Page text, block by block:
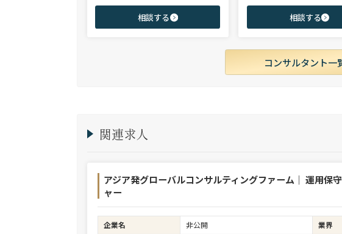
商社、投資銀行、大手事業会社を始めとする
幅広い領域で、若手～エグゼクティブまでご
相談する
ご志向と市場動向を踏まえ最適な
ご提案させていただきます。
相談する
コンサルタント一
関連求人
アジア発グローバルコンサルティングファーム｜ 運用保
ャー
企業名 非公開 業界